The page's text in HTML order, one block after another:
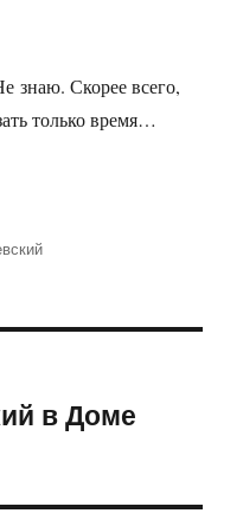
знаю. Скорее всего,
только время…
в Доме